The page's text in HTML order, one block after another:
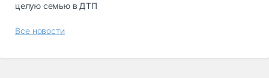
целую семью в ДТП
Все новости